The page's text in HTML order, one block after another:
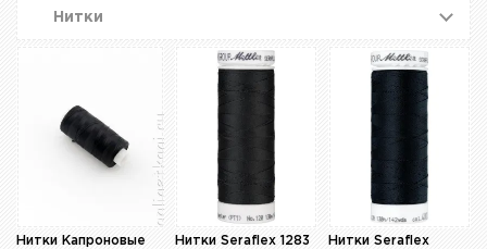
Нитки
Нитки Капроновые
Нитки Seraflex 1283
Нитки Seraflex